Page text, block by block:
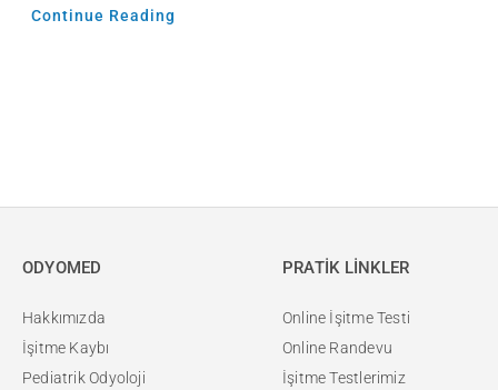
Continue Reading
ODYOMED
Hakkımızda
İşitme Kaybı
Pediatrik Odyoloji
PRATİK LİNKLER
Online İşitme Testi
Online Randevu
İşitme Testlerimiz